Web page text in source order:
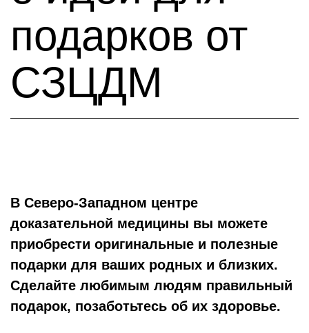
подарков от
СЗЦДМ
В Северо-Западном центре
доказательной медицины вы можете
приобрести оригинальные и полезные
подарки для ваших родных и близких.
Сделайте любимым людям правильный
подарок, позаботьтесь об их здоровье.